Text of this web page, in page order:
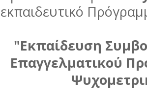
εκπαιδευτικό
"Εκπαίδευση
Επαγγελματικού